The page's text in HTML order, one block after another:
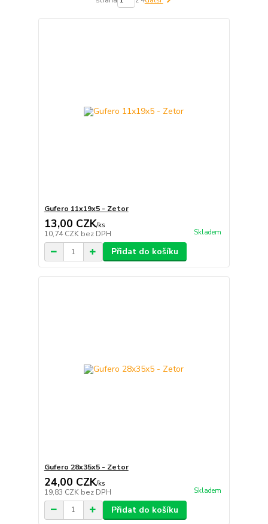
Gufero 11x19x5 - Zetor
13,00 CZK/ks
10,74 CZK bez DPH Skladem
Přidat do košíku
Gufero 28x35x5 - Zetor
24,00 CZK/ks
19,83 CZK bez DPH Skladem
Přidat do košíku